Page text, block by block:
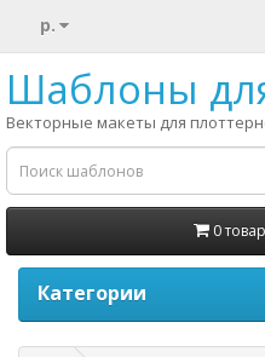
р.
Шаблоны
Векторные макеты для
0
Категории